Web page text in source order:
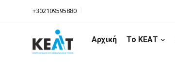
+302109595880
Αρχική Το ΚΕΑΤ